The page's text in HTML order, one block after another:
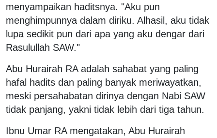
menyampaikan haditsnya. "Aku pun
menghimpunnya dalam diriku. Alhasil, aku tidak
lupa sedikit pun dari apa yang aku dengar dari
Rasulullah SAW."
Abu Hurairah RA adalah sahabat yang paling
hafal hadits dan paling banyak meriwayatkan,
meski persahabatan dirinya dengan Nabi SAW
tidak panjang, yakni tidak lebih dari tiga tahun.
Ibnu Umar RA mengatakan, Abu Hurairah